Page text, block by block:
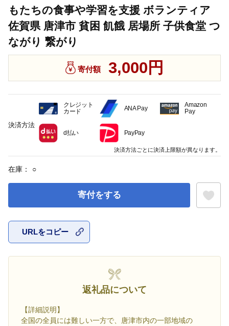
もたちの食事や学習を支援 ボランティア
佐賀県 唐津市 貧困 飢餓 居場所 子供食堂 つ
ながり 繋がり
寄付額 3,000円
在庫： ○
寄付をする
URLをコピー
返礼品について
【詳細説明】
全国の全員には難しい一方で、唐津市内の一部地域の
決済方法
クレジット
カード
ANA Pay
Amazon
Pay
d払い PayPay
決済方法ごとに決済上限額が異なります。